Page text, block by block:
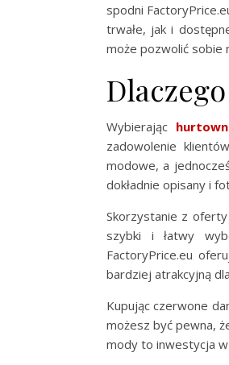
spodni
trwałe, jak i
może pozwolić sobie
Wybierając
zadowolenie
modowe, a
dokładnie opisany i
Skorzystanie z
szybki i łatwy
FactoryPrice.eu
bardziej atrakcyjną
Kupując czerwone
możesz być pewna,
mody to inwestycja